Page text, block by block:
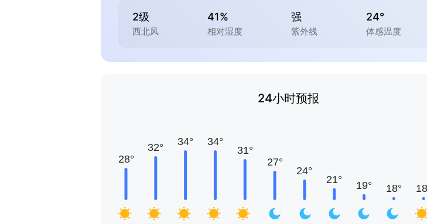
2级
西北风
41%
相对湿度
强
紫外线
24°
体感温度
24小时预报